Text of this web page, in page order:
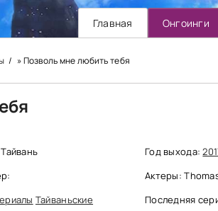
Главная Онгоинги
» Позволь мне любить тебя
Тайваньские
Год выхода:
Актеры:
Последняя